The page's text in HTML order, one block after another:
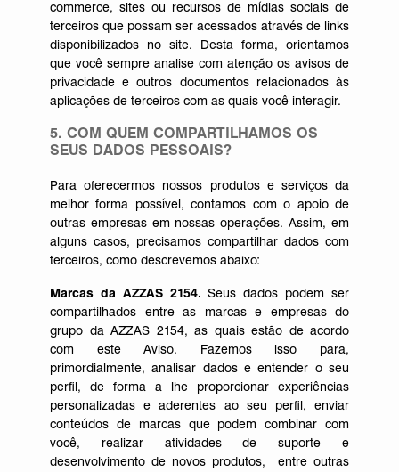
commerce, sites ou recursos de mídias sociais de
terceiros que possam ser acessados através de links
disponibilizados no site. Desta forma, orientamos
que você sempre analise com atenção os avisos de
privacidade e outros documentos relacionados às
aplicações de terceiros com as quais você interagir.
5. COM QUEM COMPARTILHAMOS OS
SEUS DADOS PESSOAIS?
Para oferecermos nossos produtos e serviços da
melhor forma possível, contamos com o apoio de
outras empresas em nossas operações. Assim, em
alguns casos, precisamos compartilhar dados com
terceiros, como descrevemos abaixo:
Marcas da AZZAS 2154.Seus dados podem ser
compartilhados entre as marcas e empresas do
grupo da AZZAS 2154, as quais estão de acordo
com este Aviso. Fazemos isso para,
primordialmente, analisar dados e entender o seu
perfil, de forma a lhe proporcionar experiências
personalizadas e aderentes ao seu perfil, enviar
conteúdos de marcas que podem combinar com
você, realizar atividades de suporte e
desenvolvimento de novos produtos, entre outras